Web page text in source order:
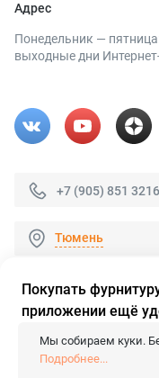
Адрес
Понедельник —
выходные дни
+7 (905) 851 3216
Тюмень
© 2026 «FieraShop.ru»
Сопровождение сайта
-
Все права защищены.
Не является публичной
Покупать
приложении ещё
Мы собираем куки.
Подробнее...